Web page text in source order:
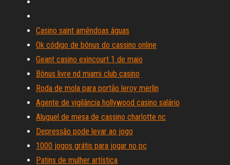
Casino saint amêndoas águas
Ok código de bônus do cassino online
Geant casino exincourt 1 de maio
Bônus livre nd miami club casino
Roda de mola para portão leroy merlin
Agente de vigilância hollywood casino salário
Aluguel de mesa de cassino charlotte nc
Depressão pode levar ao jogo
1000 jogos grátis para jogar no pc
Patins de mulher artística